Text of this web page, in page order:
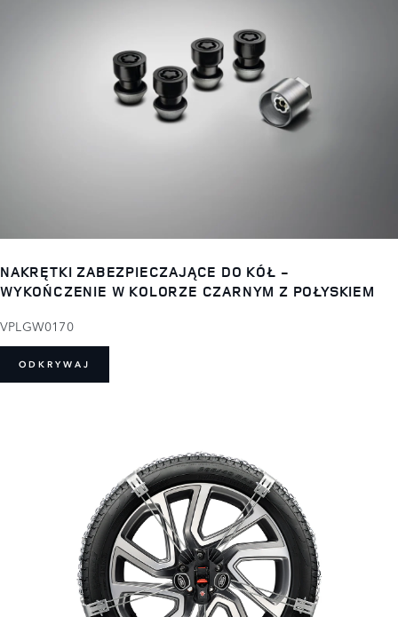
NAKRĘTKI ZABEZPIECZAJĄCE DO KÓŁ -
WYKOŃCZENIE W KOLORZE CZARNYM Z POŁYSKIEM
VPLGW0170
ODKRYWAJ